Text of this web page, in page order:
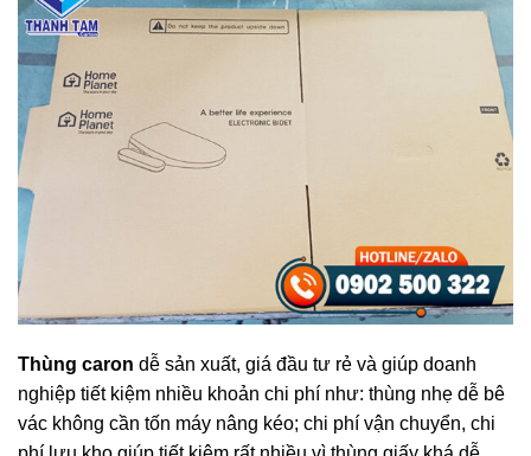
Thùng caron dễ sản xuất, giá đầu tư rẻ và giúp doanh
nghiệp tiết kiệm nhiều khoản chi phí như: thùng nhẹ dễ bê
vác không cần tốn máy nâng kéo; chi phí vận chuyển, chi